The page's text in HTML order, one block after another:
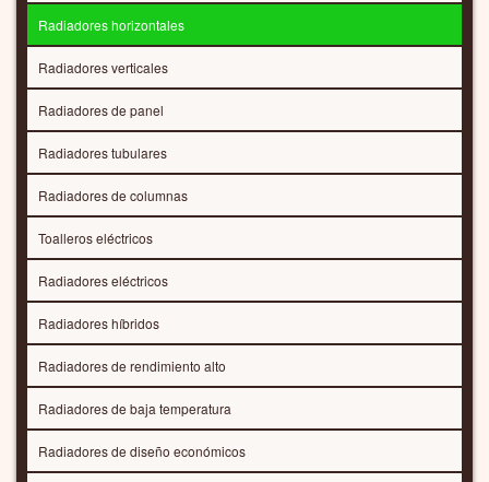
Radiadores horizontales
Radiadores verticales
Radiadores de panel
Radiadores tubulares
Radiadores de columnas
Toalleros eléctricos
Radiadores eléctricos
Radiadores híbridos
Radiadores de rendimiento alto
Radiadores de baja temperatura
Radiadores de diseño económicos